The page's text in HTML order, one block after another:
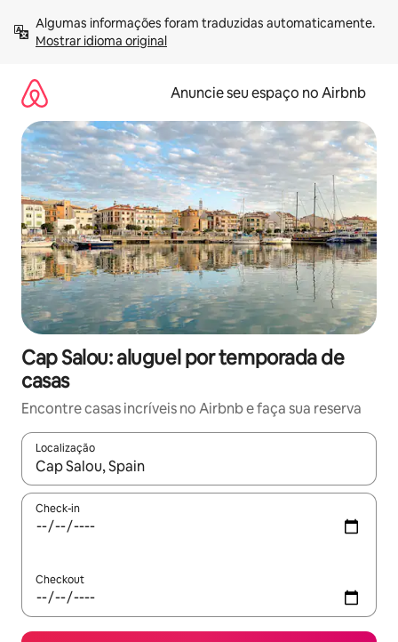
para
Mostrar idioma original
Anuncie seu espaço no Airbnb
Cap Salou: aluguel por temporada de
casas
Encontre casas incríveis no Airbnb e faça sua reserva
Localização
Quando os resultados estiverem disponíveis, explore-os
Check-in
Checkout